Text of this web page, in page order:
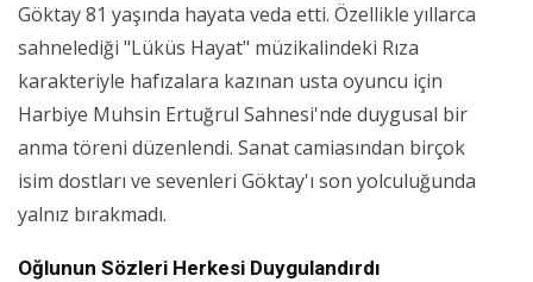
Göktay 81 yaşında hayata veda etti. Özellikle yıllarca
sahnelediği "Lüküs Hayat" müzikalindeki Rıza
karakteriyle hafızalara kazınan usta oyuncu için
Harbiye Muhsin Ertuğrul Sahnesi'nde duygusal bir
anma töreni düzenlendi. Sanat camiasından birçok
isim dostları ve sevenleri Göktay'ı son yolculuğunda
yalnız bırakmadı.
Oğlunun Sözleri Herkesi Duygulandırdı